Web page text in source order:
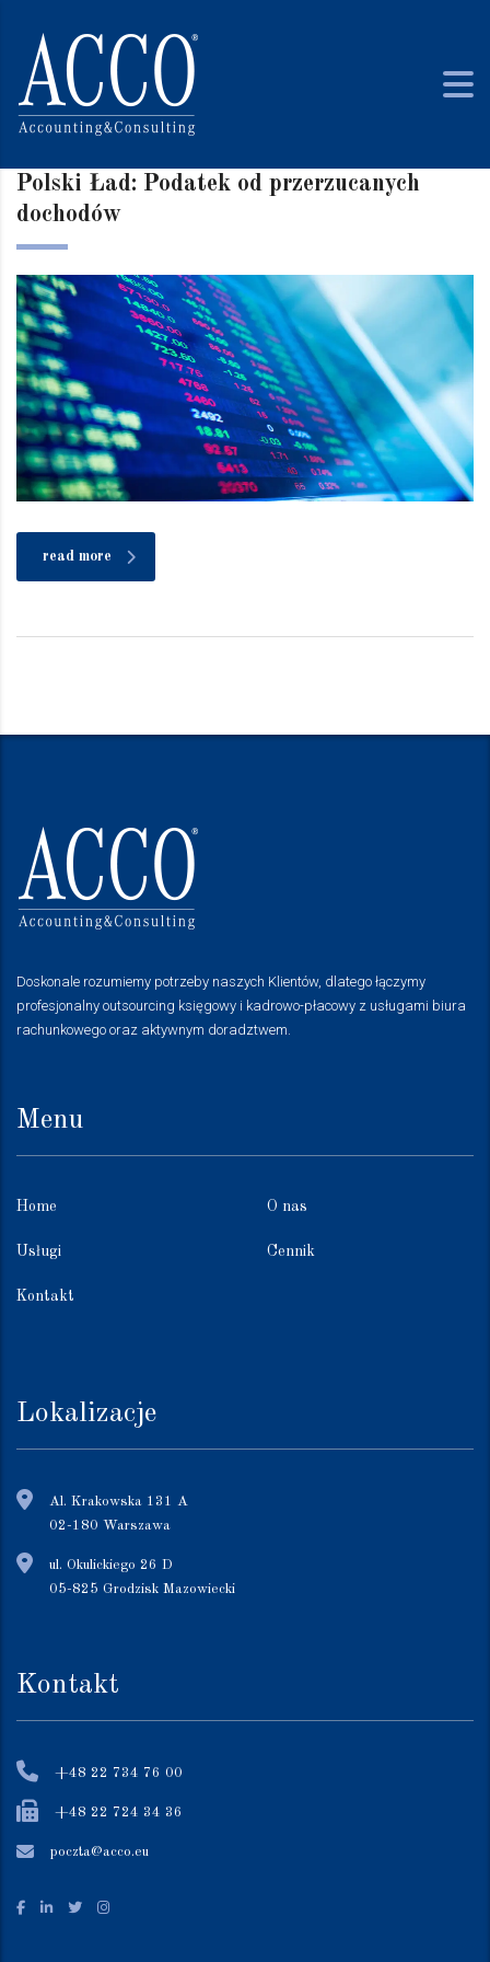
Polski Ład: Podatek od przerzucanych
dochodów
read more
Doskonale rozumiemy potrzeby naszych Klientów, dlatego łączymy
profesjonalny outsourcing księgowy i kadrowo-płacowy z usługami biura
rachunkowego oraz aktywnym doradztwem.
Menu
Home O nas
Usługi Cennik
Kontakt
Lokalizacje
Al. Krakowska 131 A
02-180 Warszawa
ul. Okulickiego 26 D
05-825 Grodzisk Mazowiecki
Kontakt
+48 22 734 76 00
+48 22 724 34 36
poczta@acco.eu